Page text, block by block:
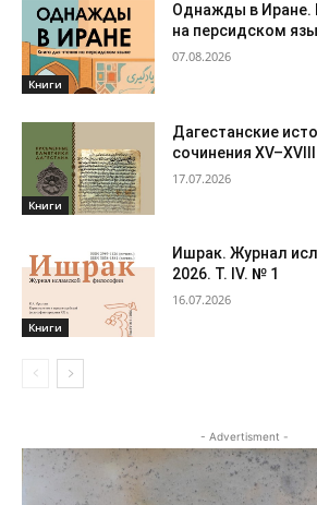
Книги
Однажды в Иране.
на персидском
07.08.2026
Книги
Дагестанские
сочинения
17.07.2026
Книги
Ишрак. Журнал
2026. Т. IV. № 1
16.07.2026
- Advertisment -